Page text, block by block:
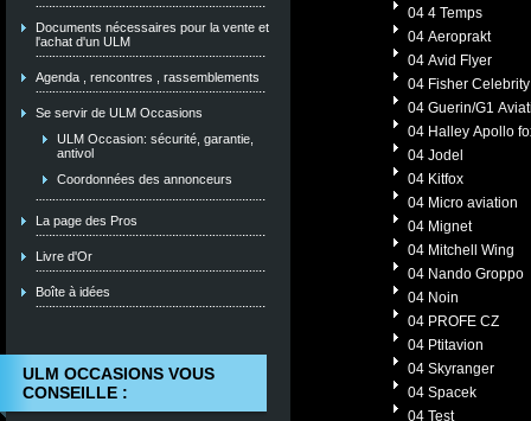
Documents nécessaires pour la vente et
l'achat d'un ULM
Agenda , rencontres , rassemblements
Se servir de ULM Occasions
ULM Occasion: sécurité, garantie,
antivol
Coordonnées des annonceurs
La page des Pros
Livre d'Or
Boîte à idées
ULM OCCASIONS VOUS
CONSEILLE :
04 4 Temps
04 Aeroprakt
04 Avid Flyer
04 Fisher Celebrity
04 Guerin/G1
04 Halley Apollo
04 Jodel
04 Kitfox
04 Micro aviation
04 Mignet
04 Mitchell Wing
04 Nando Groppo
04 Noin
04 PROFE CZ
04 Ptitavion
04 Skyranger
04 Spacek
04 Test